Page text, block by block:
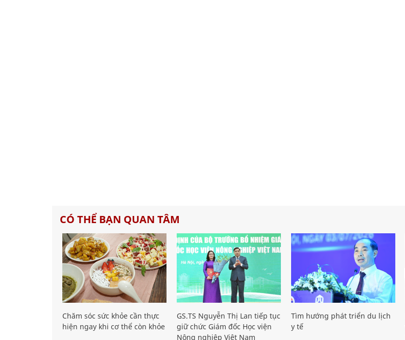
CÓ THỂ BẠN QUAN TÂM
Chăm sóc sức khỏe cần thực
hiện ngay khi cơ thể còn khỏe
GS.TS Nguyễn Thị Lan tiếp tục
giữ chức Giám đốc Học viện
Nông nghiệp Việt Nam
Tìm hướng phát triển du lịch
y tế